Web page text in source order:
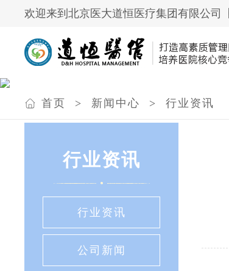
欢迎来到北京医大道恒医疗集团有限公司
首页 > 新闻中心 > 行业资讯
行业资讯
行业资讯
公司新闻